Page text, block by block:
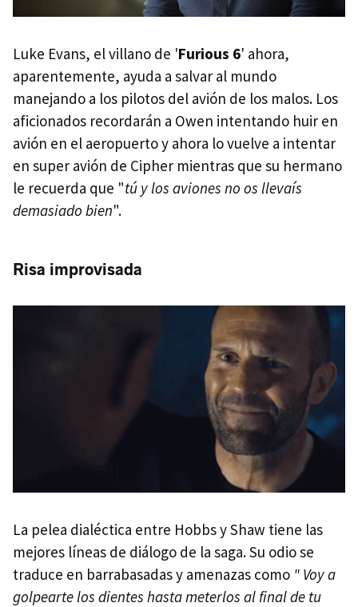
Luke Evans, el villano de 'Furious 6' ahora,
aparentemente, ayuda a salvar al mundo
manejando a los pilotos del avión de los malos. Los
aficionados recordarán a Owen intentando huir en
avión en el aeropuerto y ahora lo vuelve a intentar
en super avión de Cipher mientras que su hermano
le recuerda que "tú y los aviones no os llevaís
demasiado bien".
Risa improvisada
La pelea dialéctica entre Hobbs y Shaw tiene las
mejores líneas de diálogo de la saga. Su odio se
traduce en barrabasadas y amenazas como " Voy a
golpearte los dientes hasta meterlos al final de tu